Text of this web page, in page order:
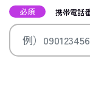
必須 携帯電話